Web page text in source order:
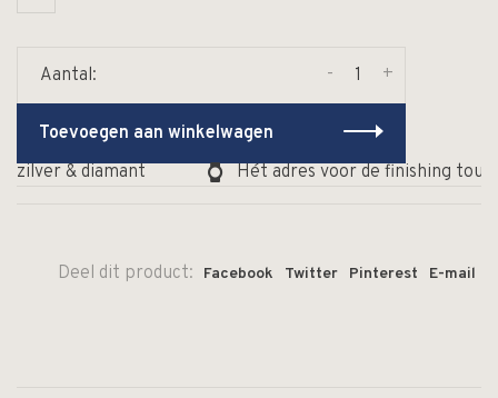
Aantal: +
-
Toevoegen aan winkelwagen
zilver & diamant
Hét adres voor de finishing
Deel dit product: Facebook Twitter Pinterest E-mail